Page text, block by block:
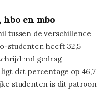
en mbo
tussen de verschillende
studenten heeft 32,5
gedrag
dat percentage op 46,7
studenten is dit patroon